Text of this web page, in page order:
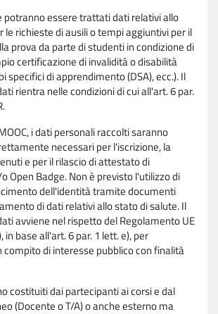
potranno essere trattati dati relativi allo
le richieste di ausili o tempi aggiuntivi per il
prova da parte di studenti in condizione di
certificazione di invalidità o disabilità
specifici di apprendimento (DSA), ecc.). Il
rientra nelle condizioni di cui all'art. 6 par.
i dati personali raccolti saranno
necessari per l'iscrizione, la
e per il rilascio di attestato di
Open Badge. Non è previsto l'utilizzo di
dell'identità tramite documenti
di dati relativi allo stato di salute. Il
avviene nel rispetto del Regolamento UE
in base all'art. 6 par. 1 lett. e), per
compito di interesse pubblico con finalità
costituiti dai partecipanti ai corsi e dal
(Docente o T/A) o anche esterno ma